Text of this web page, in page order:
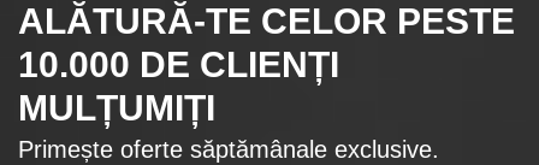
ALĂTURĂ-TE CELOR PESTE
10.000 DE CLIENȚI
MULȚUMIȚI
Primește oferte săptămânale exclusive.